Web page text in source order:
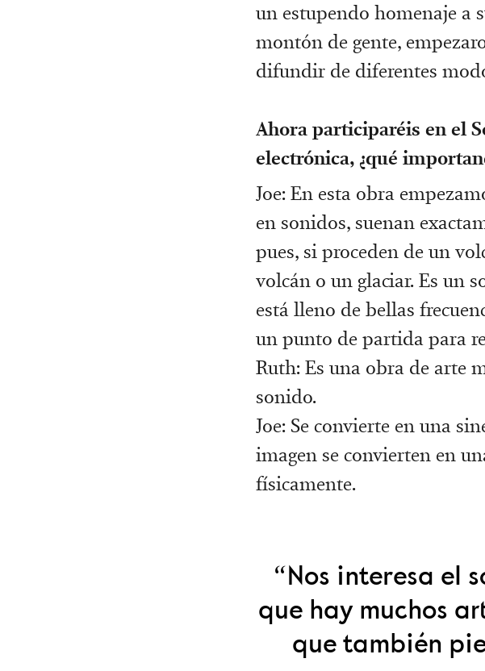
un estupendo homenaje a
montón de gente,
difundir de diferentes
Ahora participaréis en el
electrónica, ¿qué
Joe: En esta obra
en sonidos, suenan
pues, si proceden de un
volcán o un glaciar. Es un
está lleno de bellas
un punto de partida para
Ruth: Es una obra de arte
sonido.
Joe: Se convierte en una
imagen se convierten en
físicamente.
“Nos interesa el
que hay muchos
que también